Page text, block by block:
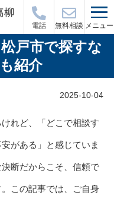
電話 無料相談 メニュー
戸市で探すな
紹介
2025-10-04
れど、「どこで相談す
がある」と感じていま
断だからこそ、信頼で
この記事では、ご自身